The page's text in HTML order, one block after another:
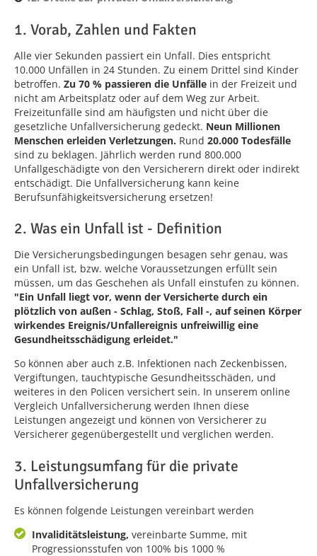
1. Vorab, Zahlen und Fakten
Alle vier Sekunden passiert ein Unfall. Dies entspricht
10.000 Unfällen in 24 Stunden. Zu einem Drittel sind Kinder
betroffen. Zu 70 % passieren die Unfälle in der Freizeit und
nicht am Arbeitsplatz oder auf dem Weg zur Arbeit.
Freizeitunfälle sind am häufigsten und nicht über die
gesetzliche Unfallversicherung gedeckt. Neun Millionen
Menschen erleiden Verletzungen. Rund 20.000 Todesfälle
sind zu beklagen. Jährlich werden rund 800.000
Unfallgeschädigte von den Versicherern direkt oder indirekt
entschädigt. Die Unfallversicherung kann keine
Berufsunfähigkeitsversicherung ersetzen!
2. Was ein Unfall ist - Definition
Die Versicherungsbedingungen besagen sehr genau, was
ein Unfall ist, bzw. welche Voraussetzungen erfüllt sein
müssen, um das Geschehen als Unfall einstufen zu können.
"Ein Unfall liegt vor, wenn der Versicherte durch ein
plötzlich von außen - Schlag, Stoß, Fall -, auf seinen Körper
wirkendes Ereignis/Unfallereignis unfreiwillig eine
Gesundheitsschädigung erleidet."
So können aber auch z.B. Infektionen nach Zeckenbissen,
Vergiftungen, tauchtypische Gesundheitsschäden, und
weiteres in den Policen versichert sein. In unserem online
Vergleich Unfallversicherung werden Ihnen diese
Leistungen angezeigt und können von Versicherer zu
Versicherer gegenübergestellt und verglichen werden.
3. Leistungsumfang für die private
Unfallversicherung
Es können folgende Leistungen vereinbart werden
Invaliditätsleistung, vereinbarte Summe, mit
Progressionsstufen von 100% bis 1000 %